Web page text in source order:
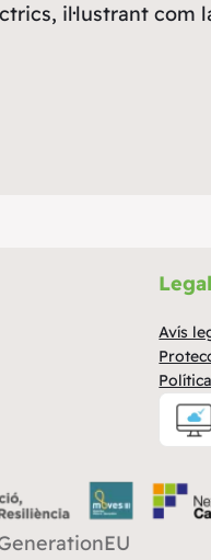
il·lustrant
Legal
Avís